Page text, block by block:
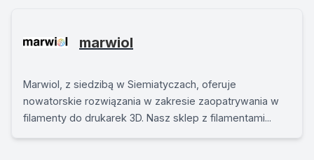
marwiol
Marwiol, z siedzibą w Siemiatyczach, oferuje
nowatorskie rozwiązania w zakresie zaopatrywania w
filamenty do drukarek 3D. Nasz sklep z filamentami...